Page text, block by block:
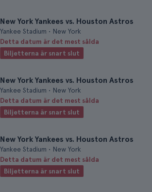
New York Yankees vs. Houston Astros
Yankee Stadium • New York
Detta datum är det mest sålda
Biljetterna är snart slut
New York Yankees vs. Houston Astros
Yankee Stadium • New York
Detta datum är det mest sålda
Biljetterna är snart slut
New York Yankees vs. Houston Astros
Yankee Stadium • New York
Detta datum är det mest sålda
Biljetterna är snart slut